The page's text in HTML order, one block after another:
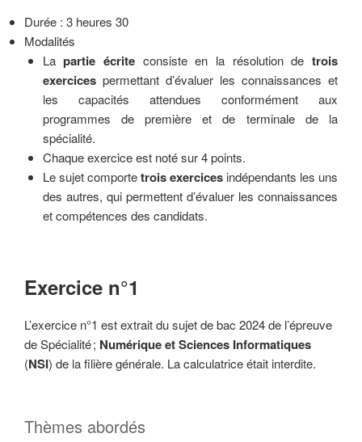
Durée : 3 heures 30
Modalités
Lapartie écriteconsiste en la résolution de trois
exercicespermettant d’évaluer les connaissances et
les capacités attendues conformément aux
programmes de première et de terminale de la
spécialité.
Chaque exercice est noté sur 4 points.
Le sujet comportetrois exercicesindépendants les uns
des autres, qui permettent d’évaluer les connaissances
et compétences des candidats.
Exercice n°1
L’exercice n°1 est extrait du sujet de bac 2024 de l’épreuve
de Spécialité ; Numérique etSciences Informatiques
(NSI) de la filière générale. La calculatrice était interdite.
Thèmes abordés